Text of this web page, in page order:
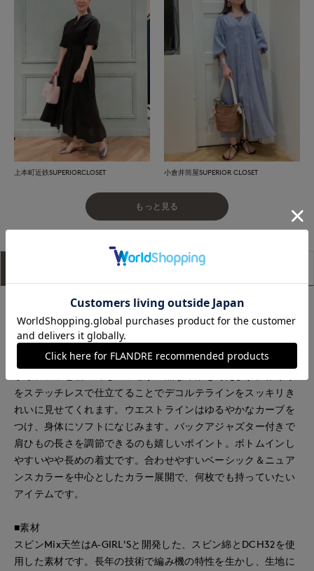
上本町近鉄SUPERIORCLOSET 小倉井筒屋SUPERIOR CLOSET
もっと見る
サイズ詳細
しなやかで肌触りの良いスビン綿をMIXした天竺素材のキャミ
ソール。コットン100％ながら毛羽の少ないクリアな表面感が
特徴です。前襟ぐりはサテン素材で切り替えており、トップス
をステッチレスで仕立てることでデコルテラインをスッキリき
れいに見せてくれます。ウエストラインはゆるやかなカーブを
つけ、身体にソフトになじみます。バックアジャズター付きで
肩ひもの長さを調節できるのも嬉しいポイント。ボトムインし
やすいやや長めの着丈です。合わせやすいベーシック＆ニュア
ンスカラーを中心としたカラー展開で、何枚でも持っていたい
アイテムです。
■素材
スビンMix天竺はA-GIRL'Sと開発した、スビン綿とDCH32を使
用した素材です。長年の技術で編み機の特性を生かし、生地に